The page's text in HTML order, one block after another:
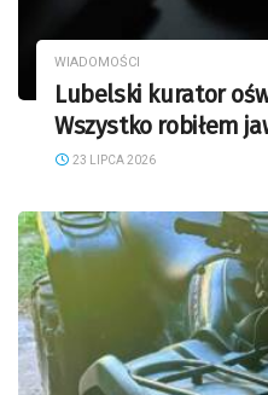
WIADOMOŚCI
Lubelski kurator
Wszystko robiłem
23 LIPCA 2026